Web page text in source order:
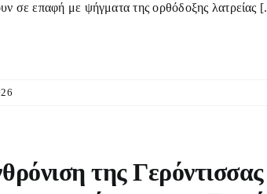
σε επαφή με ψήγματα της ορθόδοξης λατρείας
της